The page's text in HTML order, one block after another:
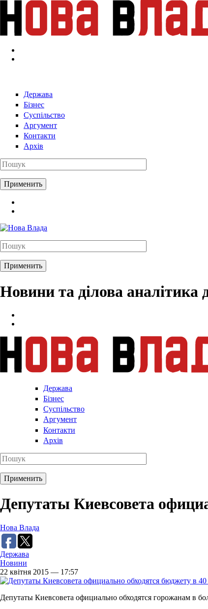
Перейти к основному содержанию
Держава
Бізнес
Суспільство
Аргумент
Контакти
Архів
Новини та ділова аналітика
Держава
Бізнес
Суспільство
Аргумент
Контакти
Архів
Депутаты Киевсовета
Нова Влада
Держава
Новини
22 квітня 2015 — 17:57
Депутаты Киевсовета официально обходятся горожанам в